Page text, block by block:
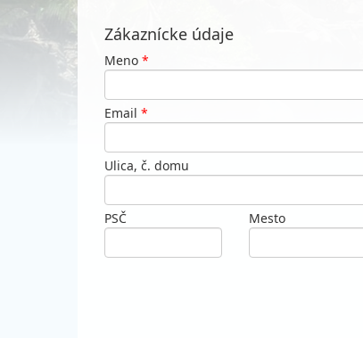
Zákaznícke údaje
Meno *
Email *
Ulica, č. domu
PSČ Mesto